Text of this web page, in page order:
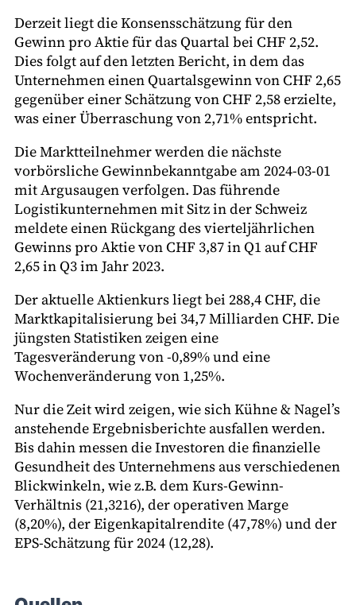
Derzeit liegt die Konsensschätzung für den
Gewinn pro Aktie für das Quartal bei CHF 2,52.
Dies folgt auf den letzten Bericht, in dem das
Unternehmen einen Quartalsgewinn von CHF 2,65
gegenüber einer Schätzung von CHF 2,58 erzielte,
was einer Überraschung von 2,71% entspricht.
Die Marktteilnehmer werden die nächste
vorbörsliche Gewinnbekanntgabe am 2024-03-01
mit Argusaugen verfolgen. Das führende
Logistikunternehmen mit Sitz in der Schweiz
meldete einen Rückgang des vierteljährlichen
Gewinns pro Aktie von CHF 3,87 in Q1 auf CHF
2,65 in Q3 im Jahr 2023.
Der aktuelle Aktienkurs liegt bei 288,4 CHF, die
Marktkapitalisierung bei 34,7 Milliarden CHF. Die
jüngsten Statistiken zeigen eine
Tagesveränderung von -0,89% und eine
Wochenveränderung von 1,25%.
Nur die Zeit wird zeigen, wie sich Kühne & Nagel’s
anstehende Ergebnisberichte ausfallen werden.
Bis dahin messen die Investoren die finanzielle
Gesundheit des Unternehmens aus verschiedenen
Blickwinkeln, wie z.B. dem Kurs-Gewinn-
Verhältnis (21,3216), der operativen Marge
(8,20%), der Eigenkapitalrendite (47,78%) und der
EPS-Schätzung für 2024 (12,28).